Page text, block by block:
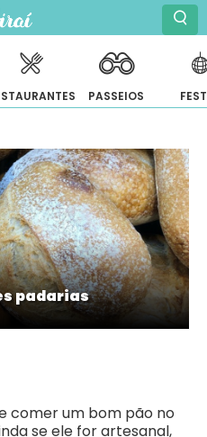
PASSEIOS
padarias
comer um bom pão no
se ele for artesanal,